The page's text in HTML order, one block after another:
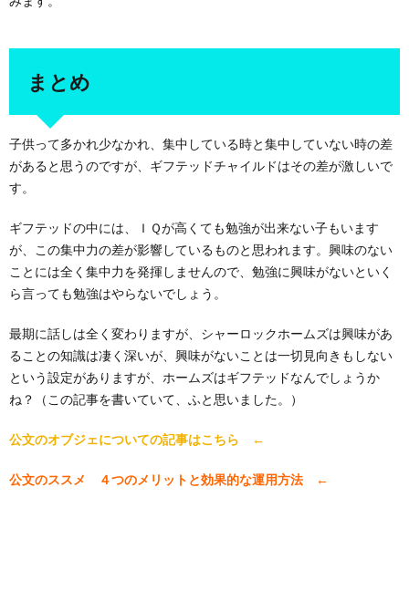
まとめ
子供って多かれ少なかれ、集中している時と集中していない時の差
があると思うのですが、ギフテッドチャイルドはその差が激しいで
す。
ギフテッドの中には、ＩＱが高くても勉強が出来ない子もいます
が、この集中力の差が影響しているものと思われます。興味のない
ことには全く集中力を発揮しませんので、勉強に興味がないといく
ら言っても勉強はやらないでしょう。
最期に話しは全く変わりますが、シャーロックホームズは興味があ
ることの知識は凄く深いが、興味がないことは一切見向きもしない
という設定がありますが、ホームズはギフテッドなんでしょうか
ね？（この記事を書いていて、ふと思いました。）
公文のオブジェについての記事はこちら ←
公文のススメ ４つのメリットと効果的な運用方法 ←